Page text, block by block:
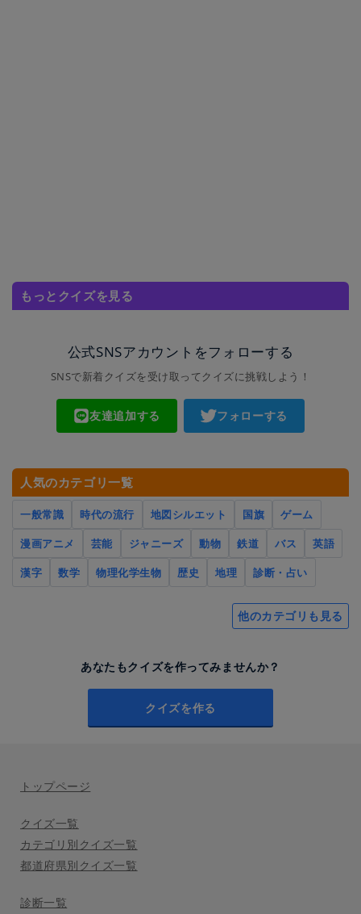
もっとクイズを見る
公式SNSアカウントをフォローする
SNSで新着クイズを受け取ってクイズに挑戦しよう！
友達追加する フォローする
人気のカテゴリ一覧
一般常識 時代の流行 地図シルエット 国旗
ゲーム
漫画アニメ
芸能 ジャニーズ 動物 鉄道 バス
英語
漢字
数学 物理化学生物 歴史 地理 診断・占い
他のカテゴリも見る
あなたもクイズを作ってみませんか？
クイズを作る
トップページ
クイズ一覧
カテゴリ別クイズ一覧
都道府県別クイズ一覧
診断一覧